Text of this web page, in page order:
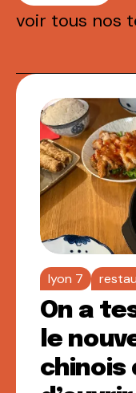
voir tous nos
lyon 7
On a
le
chinois